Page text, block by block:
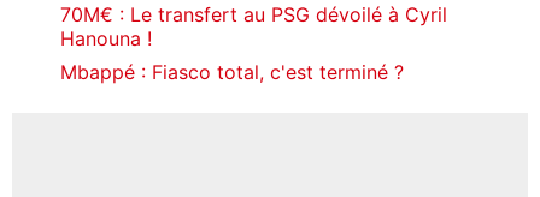
70M€ : Le transfert au PSG dévoilé à Cyril
Hanouna !
Mbappé : Fiasco total, c'est terminé ?